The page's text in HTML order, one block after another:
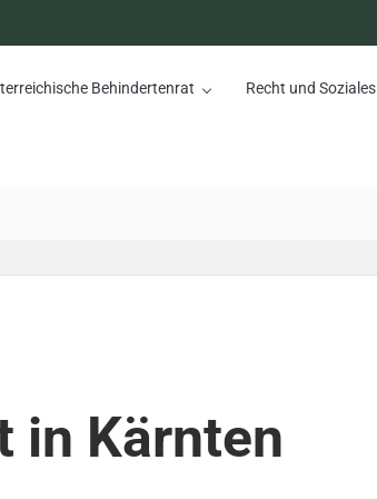
Behindertenrat Recht und Soziales
in Kärnten